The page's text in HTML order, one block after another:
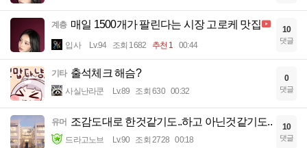
계층 매일 1500개가 팔린다는 시장 고로케 맛집
입사 Lv.94 조회 1682 추천 1 00:44
10
댓글
기타 출석체크 해슴?
사실난라쿤 Lv.89 조회 630 00:32
0
댓글
유머 조감도대로 한것같기도..하고 아닌것같기도..
드라고노브 Lv.90 조회 2728 00:18
10
댓글